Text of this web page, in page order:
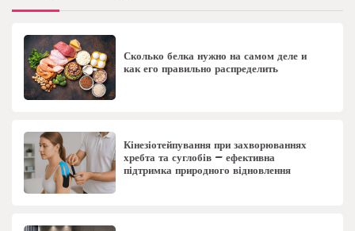
Сколько белка нужно на самом деле и
как его правильно распределить
Кінезіотейпування при захворюваннях
хребта та суглобів – ефективна
підтримка природного відновлення